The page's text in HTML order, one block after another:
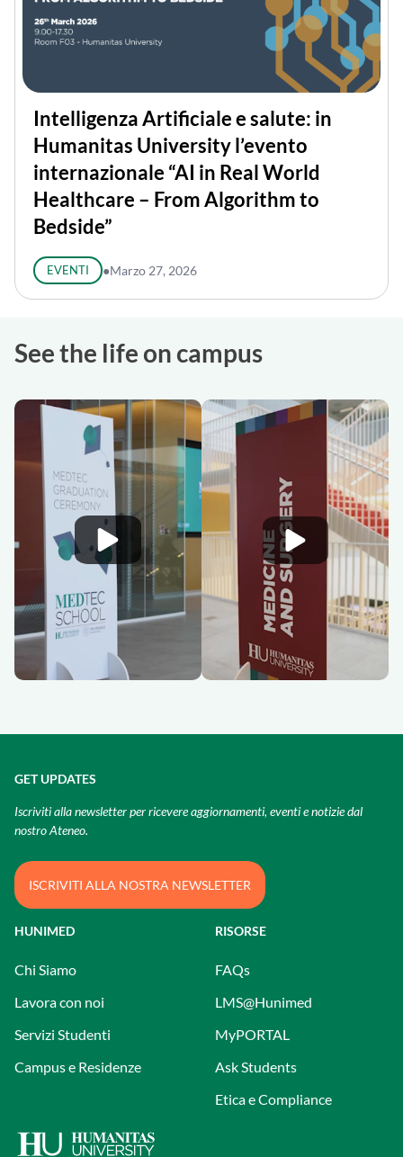
Intelligenza Artificiale e salute: in
Humanitas University l’evento
internazionale “AI in Real World
Healthcare – From Algorithm to
Bedside”
EVENTI ●Marzo 27, 2026
See the life on campus
HUNIMED
Chi Siamo
Lavora con noi
Servizi Studenti
Campus e Residenze
RISORSE
FAQs
LMS@Hunimed
MyPORTAL
Ask Students
Etica e Compliance
GET UPDATES
Iscriviti alla newsletter per ricevere aggiornamenti, eventi e notizie dal
nostro Ateneo.
ISCRIVITI ALLA NOSTRA NEWSLETTER